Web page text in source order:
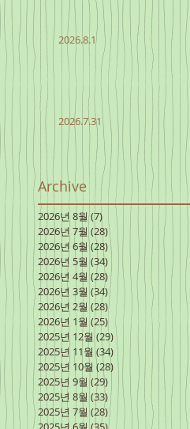
2026.8.1
2026.7.31
Archive
2026년 8월 (7) 게시물 7개
2026년 7월 (28)게시물 28개
2026년 6월 (28)게시물 28개
2026년 5월 (34) 게시물 34개
2026년 4월 (28)게시물 28개
2026년 3월 (34)게시물 34개
2026년 2월 (28)게시물 28개
2026년 1월 (25) 게시물 25개
2025년 12월 (29)게시물 29개
2025년 11월 (34) 게시물 34개
2025년 10월 (28) 게시물 28개
2025년 9월 (29) 게시물 29개
2025년 8월 (33)게시물 33개
2025년 7월 (28)게시물 28개